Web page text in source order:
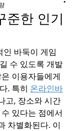
준한 인기
바둑이 게임
수 있도록 개발
이용자들에게
. 특히 온라인바
고, 장소와 시간
있다는 점에서
차별화된다. 이